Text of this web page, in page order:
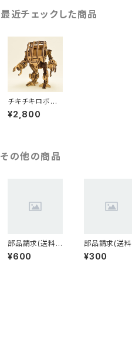
最近チェックした商品
チキチキロボッ
ト 組み立てキ
ット
¥2,800
その他の商品
部品請求(送料
込)600円
¥600
部品請求(送料
込)300円
¥300